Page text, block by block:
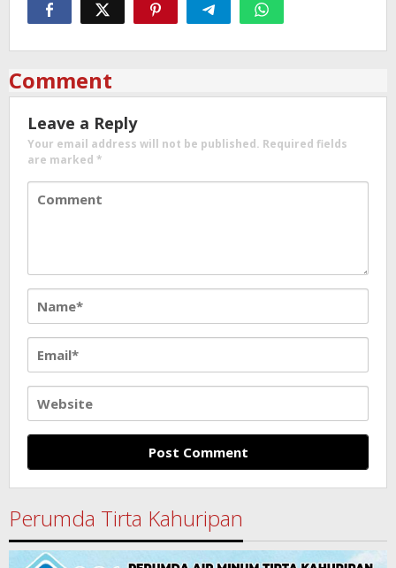
Comment
Leave a Reply
Your email address will not be published. Required fields
are marked *
Perumda Tirta Kahuripan